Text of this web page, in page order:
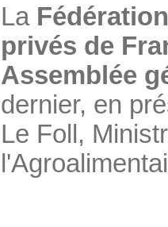
La
privés de
Assemblée
dernier, en
Le Foll,